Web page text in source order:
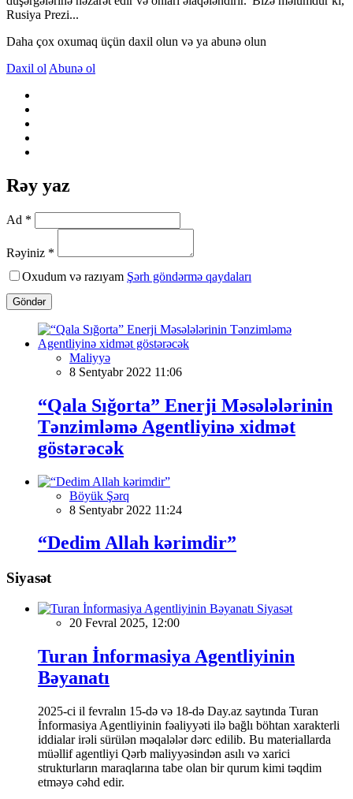
Rusiya Prezi...
Daha çox oxumaq üçün daxil olun və ya abunə olun
Daxil ol Abunə ol
Rəy yaz
Ad *
Rəyiniz *
Oxudum və razıyam Şərh göndərmə qaydaları
Göndər
Maliyyə
8 Sentyabr 2022 11:06
“Qala Sığorta” Enerji Məsələlərinin
Tənzimləmə Agentliyinə xidmət
göstərəcək
Böyük Şərq
8 Sentyabr 2022 11:24
“Dedim Allah kərimdir”
Siyasət
Siyasət
20 Fevral 2025, 12:00
Turan İnformasiya Agentliyinin
Bəyanatı
2025-ci il fevralın 15-də və 18-də Day.az saytında Turan
İnformasiya Agentliyinin fəaliyyəti ilə bağlı böhtan xarakterli
iddialar irəli sürülən məqalələr dərc edilib. Bu materiallarda
müəllif agentliyi Qərb maliyyəsindən asılı və xarici
strukturların maraqlarına tabe olan bir qurum kimi təqdim
etməyə cəhd edir.